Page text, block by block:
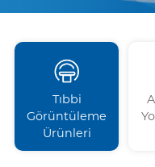
Tıbbi
Görüntüleme
Ürünleri